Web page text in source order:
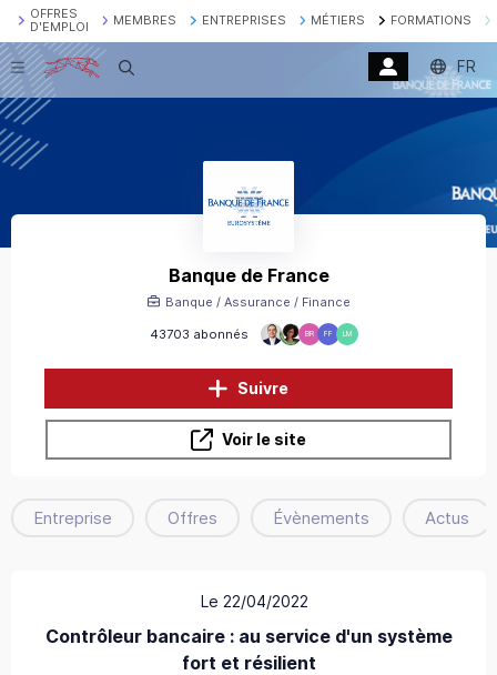
OFFRES
D'EMPLOI
MEMBRES ENTREPRISES MÉTIERS FORMATIONS
Recherche FR
Banque de France
43703 abonnés BR FF LM
Banque / Assurance / Finance
Suivre
Voir le site
Entreprise Offres Évènements Actus
Le 22/04/2022
Contrôleur bancaire : au service d'un système
fort et résilient